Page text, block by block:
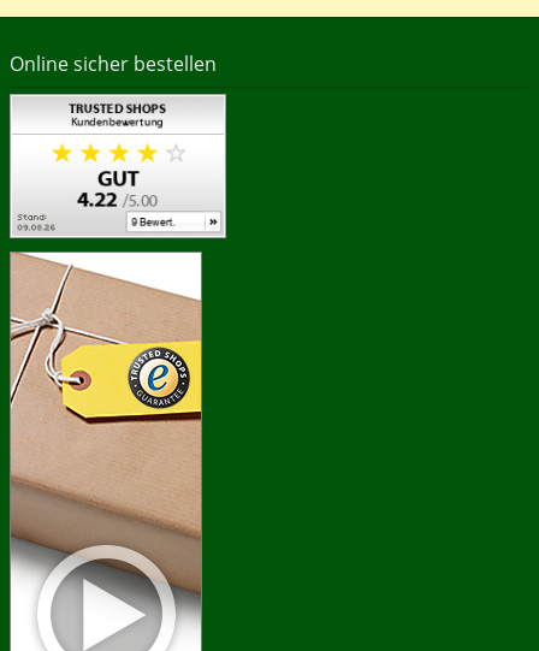
Online sicher bestellen